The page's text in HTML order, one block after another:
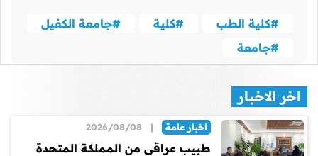
#كلية الطب #كلية
#جامعة الكفيل
#جامعة
اخر الاخبار
اخبار عامة |
2026/08/08
طبيب عراقي من المملكة المتحدة